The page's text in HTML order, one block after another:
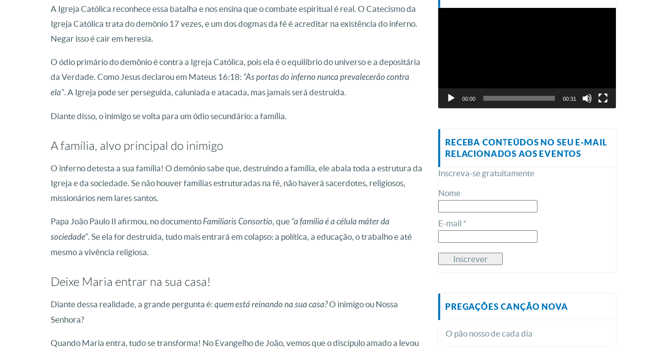
A Igreja Católica reconhece essa batalha e nos ensina que o combate espiritual é real. O Catecismo da
Igreja Católica trata do demônio 17 vezes, e um dos dogmas da fé é acreditar na existência do inferno.
Negar isso é cair em heresia.
O ódio primário do demônio é contra a Igreja Católica, pois ela é o equilíbrio do universo e a depositária
da Verdade. Como Jesus declarou em Mateus 16:18: “As portas do inferno nunca prevalecerão contra
ela”. A Igreja pode ser perseguida, caluniada e atacada, mas jamais será destruída.
Diante disso, o inimigo se volta para um ódio secundário: a família.
A família, alvo principal do inimigo
O inferno detesta a sua família! O demônio sabe que, destruindo a família, ele abala toda a estrutura da
Igreja e da sociedade. Se não houver famílias estruturadas na fé, não haverá sacerdotes, religiosos,
missionários nem lares santos.
Papa João Paulo II afirmou, no documento Familiaris Consortio, que “a família é a célula máter da
sociedade”. Se ela for destruída, tudo mais entrará em colapso: a política, a educação, o trabalho e até
mesmo a vivência religiosa.
Deixe Maria entrar na sua casa!
Diante dessa realidade, a grande pergunta é: quem está reinando na sua casa?O inimigo ou Nossa
Senhora?
Quando Maria entra, tudo se transforma! No Evangelho de João, vemos que o discípulo amado a levou
00:00 00:31
RECEBA CONTEÚDOS NO SEU E-MAIL
RELACIONADOS AOS EVENTOS
Inscreva-se gratuitamente
Nome
E-mail *
PREGAÇÕES CANÇÃO NOVA
O pão nosso de cada dia